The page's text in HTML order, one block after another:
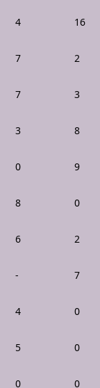
4 16
7 2
7 3
3 8
0 9
8 0
6 2
- 7
4 0
5 0
0 0